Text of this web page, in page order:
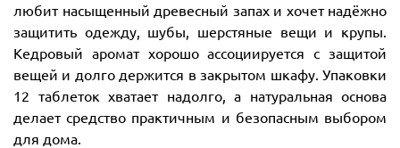
любит насыщенный древесный запах и хочет надёжно
защитить одежду, шубы, шерстяные вещи и крупы.
Кедровый аромат хорошо ассоциируется с защитой
вещей и долго держится в закрытом шкафу. Упаковки
12 таблеток хватает надолго, а натуральная основа
делает средство практичным и безопасным выбором
для дома.